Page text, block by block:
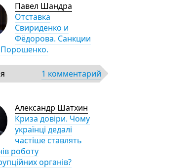
Павел Шандра
Отставка
Свириденко и
Фёдорова. Санкции
1 комментарий
Александр Шатхин
Криза довіри. Чому
українці дедалі
частіше ставлять
роботу
органів?